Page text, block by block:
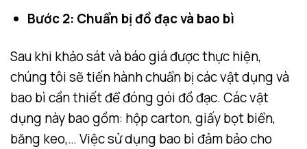
Bước 2: Chuẩn bị đồ đạc và bao bì
Sau khi khảo sát và báo giá được thực hiện,
chúng tôi sẽ tiến hành chuẩn bị các vật dụng và
bao bì cần thiết để đóng gói đồ đạc. Các vật
dụng này bao gồm: hộp carton, giấy bọt biển,
băng keo,… Việc sử dụng bao bì đảm bảo cho